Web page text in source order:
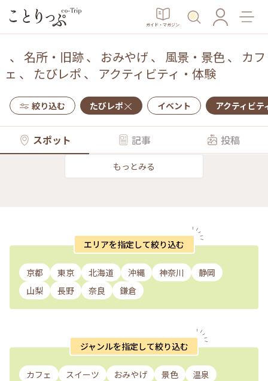
ガイド・マガジン
、 名所・旧跡、 おみやげ 、 風景・景色、 カフ
ェ 、 たびレポ 、 アクティビティ・体験
絞り込む たびレポ イベント アクティビテ
スポット 記事 投稿
もっとみる
エリアを指定して絞り込む
京都 東京 北海道 沖縄 神奈川
静岡
山梨
長野 奈良 鎌倉
ジャンルを指定して絞り込む
カフェ スイーツ おみやげ 景色
温泉